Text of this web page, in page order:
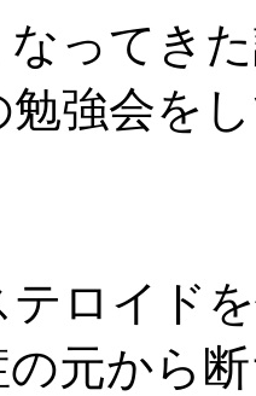
ってき
勉強会を
ロイド
の元から